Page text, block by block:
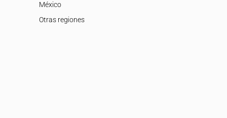
México
Otras regiones